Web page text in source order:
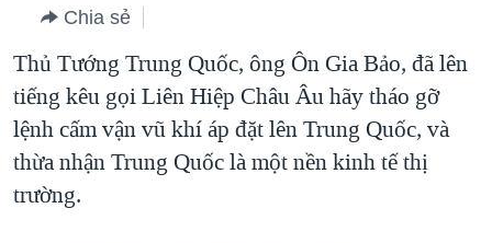
hướng
chính
Đi
tới
"Tìm"
MỤC
TỰ DO BÁO CHÍ
VẠCH TRẦN TIN GIẢ
NGƯỜI VIỆT HẢI NGOẠI
CHUYÊN ĐỀ
CHIẾN TRANH THƯƠNG MẠI CỦA MỸ: QUÁ KHỨ VÀ HIỆN
TẠI
HÀNH TRÌNH BẦU CỬ 2024
MỘT NĂM CHIẾN TRANH TẠI DẢI GAZA
HỌC TIẾNG ANH
VIDEO
NGHE
Chia sẻ
Thủ Tướng Trung Quốc, ông Ôn Gia Bảo, đã lên
tiếng kêu gọi Liên Hiệp Châu Âu hãy tháo gỡ
lệnh cấm vận vũ khí áp đặt lên Trung Quốc, và
thừa nhận Trung Quốc là một nền kinh tế thị
trường.